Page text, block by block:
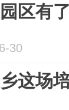
区有
30
这场